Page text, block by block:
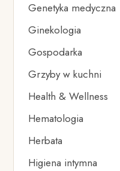
Genetyka medyczna
Ginekologia
Gospodarka
Grzyby w kuchni
Health & Wellness
Hematologia
Herbata
Higiena intymna